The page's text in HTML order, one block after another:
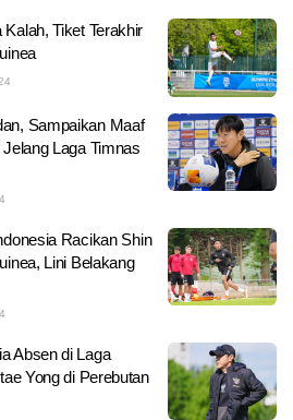
Tiket Terakhir
Sampaikan Maaf
Laga Timnas
Racikan Shin
Lini Belakang
Absen di Laga
Yong di Perebutan